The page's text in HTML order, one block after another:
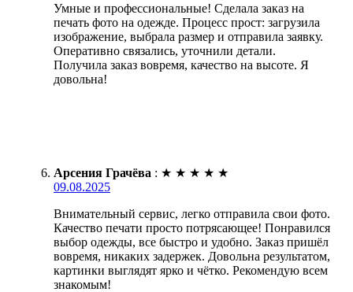
Умные и профессиональные! Сделала заказ на
печать фото на одежде. Процесс прост: загрузила
изображение, выбрала размер и отправила заявку.
Оперативно связались, уточнили детали.
Получила заказ вовремя, качество на высоте. Я
довольна!
Арсения Грачёва : ★ ★ ★ ★ ★
09.08.2025
Внимательный сервис, легко отправила свои фото.
Качество печати просто потрясающее! Понравился
выбор одежды, все быстро и удобно. Заказ пришёл
вовремя, никаких задержек. Довольна результатом,
картинки выглядят ярко и чётко. Рекомендую всем
знакомым!